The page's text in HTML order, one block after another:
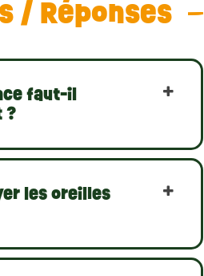
/ Réponses
faut-il
?
les oreilles